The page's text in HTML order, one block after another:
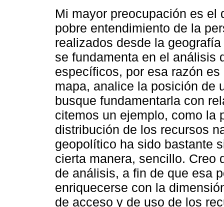
Mi mayor preocupación es el
pobre entendimiento de la
realizados desde la
se fundamenta en el análisis
específicos, por esa razón
mapa, analice la posición de
busque fundamentarla con
citemos un ejemplo, como la
distribución de los recursos
geopolítico ha sido bastante
cierta manera, sencillo. Creo
de análisis, a fin de que esa
enriquecerse con la
de acceso y de uso de los